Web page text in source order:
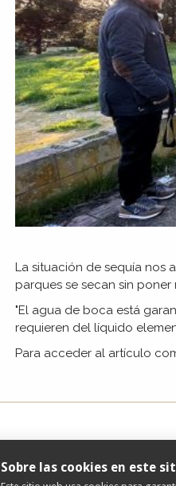
La situación de sequía nos
parques se secan sin poner
"El agua de boca está
requieren del líquido
Para acceder al artículo
Sobre las cookies en este